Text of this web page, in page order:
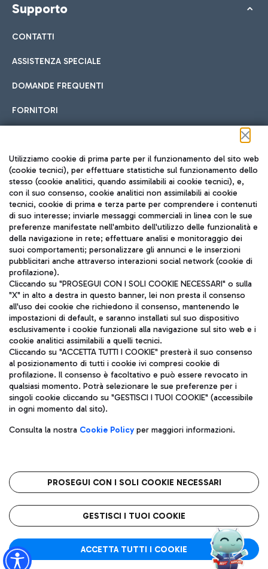
Supporto
CONTATTI
ASSISTENZA SPECIALE
DOMANDE FREQUENTI
FORNITORI
Seguici sui social
TRAVEL JOURNAL
ITA
Aeroporti di Roma S.p.A. - Società soggetta a direzione e
coordinamento di Mundys S.p.A.
Codice fiscale e Registro delle Imprese di Roma 13032990155 P.
IVA 06572251004
Capitale sociale 62.224.743,00 int. vers.
Sede legale: Via Pier Paolo Racchetti 1 - 00054 Fiumicino (RM)
telefono +39 06 65951
Privacy policy
Note legali
Roma FCO
L'aeroporto stellato
Utilizziamo cookie di prima parte per il funzionamento del sito web
(cookie tecnici), per effettuare statistiche sul funzionamento dello
stesso (cookie analitici, quando assimilabili ai cookie tecnici), e,
con il suo consenso, cookie analitici non assimilabili ai cookie
tecnici, cookie di prima e terza parte per comprendere i contenuti
di suo interesse; inviarle messaggi commerciali in linea con le sue
preferenze manifestate nell'ambito dell'utilizzo delle funzionalità e
della navigazione in rete; effettuare analisi e monitoraggio dei
suoi comportamenti; personalizzare gli annunci e le inserzioni
pubblicitari anche attraverso interazioni social network (cookie di
profilazione).
Cliccando su "PROSEGUI CON I SOLI COOKIE NECESSARI" o sulla
"X" in alto a destra in questo banner, lei non presta il consenso
all'uso dei cookie che richiedono il consenso, mantenendo le
impostazioni di default, e saranno installati sul suo dispositivo
esclusivamente i cookie funzionali alla navigazione sul sito web e i
cookie analitici assimilabili a quelli tecnici.
Cliccando su "ACCETTA TUTTI I COOKIE" presterà il suo consenso
al posizionamento di tutti i cookie ivi compresi cookie di
profilazione. Il consenso è facoltativo e può essere revocato in
qualsiasi momento. Potrà selezionare le sue preferenze per i
singoli cookie cliccando su "GESTISCI I TUOI COOKIE" (accessibile
in ogni momento dal sito).
Consulta la nostra Cookie Policyper maggiori informazioni.
PROSEGUI CON I SOLI COOKIE NECESSARI
GESTISCI I TUOI COOKIE
ACCETTA TUTTI I COOKIE